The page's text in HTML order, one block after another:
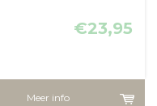
€23,95
Meer info